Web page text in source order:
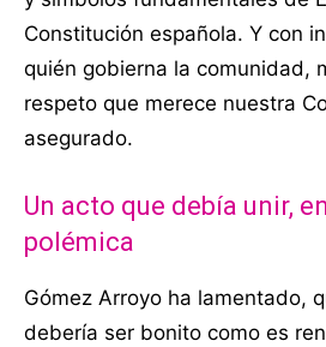
Constitución española. Y con
quién gobierna la comunidad,
respeto que merece nuestra
asegurado.
Un acto que debía unir,
polémica
Gómez Arroyo ha lamentado,
debería ser bonito como es